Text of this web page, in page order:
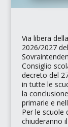
Via libera
2026/2027
Consiglio
decreto del
in tutte le
la
primarie e
Per le scuole
chiuderanno